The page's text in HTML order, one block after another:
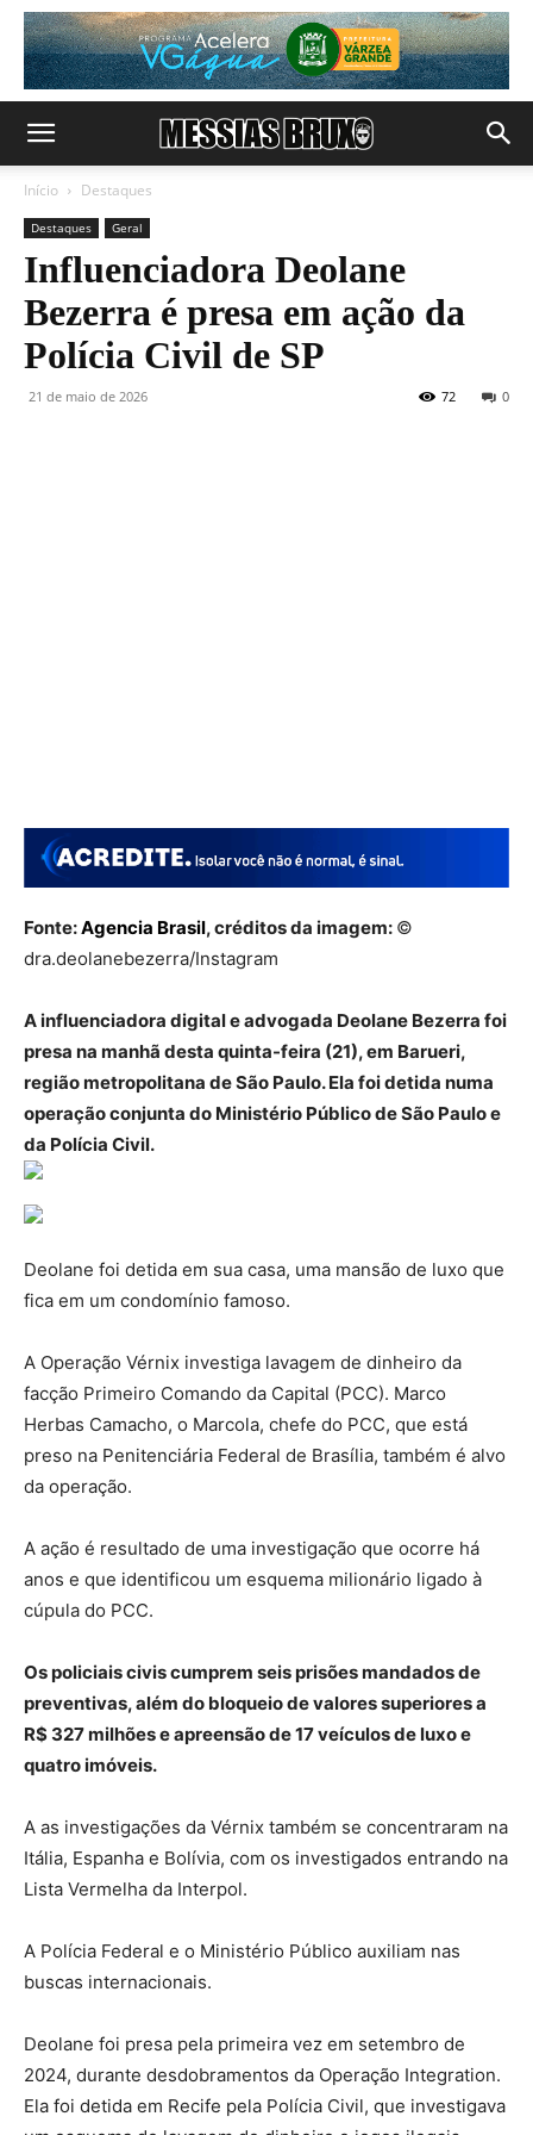
Início Destaques
Destaques Geral
Influenciadora Deolane
Bezerra é presa em ação da
Polícia Civil de SP
21 de maio de 2026 0
72
Fonte:Agencia Brasil, créditos da imagem: ©
dra.deolanebezerra/Instagram
A influenciadora digital e advogada Deolane Bezerra foi
presa na manhã desta quinta-feira (21), em Barueri,
região metropolitana de São Paulo. Ela foi detida numa
operação conjunta do Ministério Público de São Paulo e
da Polícia Civil.
Deolane foi detida em sua casa, uma mansão de luxo que
fica em um condomínio famoso.
A Operação Vérnix investiga lavagem de dinheiro da
facção Primeiro Comando da Capital (PCC). Marco
Herbas Camacho, o Marcola, chefe do PCC, que está
preso na Penitenciária Federal de Brasília, também é alvo
da operação.
A ação é resultado de uma investigação que ocorre há
anos e que identificou um esquema milionário ligado à
cúpula do PCC.
Os policiais civis cumprem seis prisões mandados de
preventivas, além do bloqueio de valores superiores a
R$ 327 milhões e apreensão de 17 veículos de luxo e
quatro imóveis.
A as investigações da Vérnix também se concentraram na
Itália, Espanha e Bolívia, com os investigados entrando na
Lista Vermelha da Interpol.
A Polícia Federal e o Ministério Público auxiliam nas
buscas internacionais.
Deolane foi presa pela primeira vez em setembro de
2024, durante desdobramentos da Operação Integration.
Ela foi detida em Recife pela Polícia Civil, que investigava